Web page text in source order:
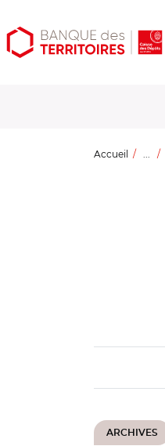
Aller
au
Aller
au
Ouvrir
les
Accueil ...
ARCHIVES